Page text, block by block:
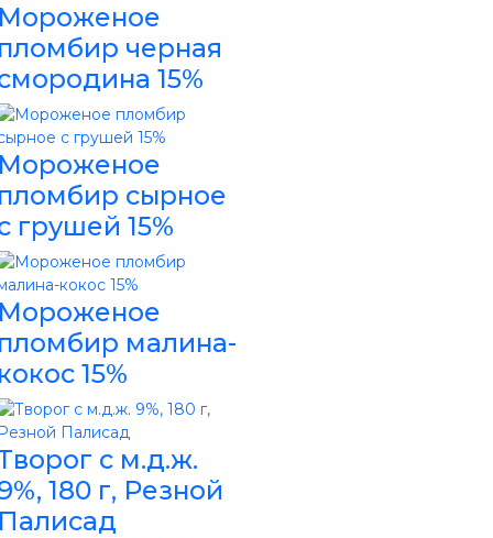
черная
15%
сырное
грушей 15%
малина-
15%
с м.д.ж.
180 г, Резной